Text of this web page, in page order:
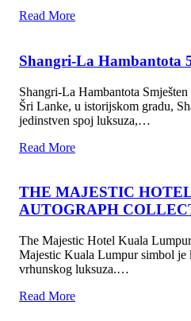
Read More
Shangri-La Hambantota
Shangri-La Hambantota
Šri Lanke, u istorijskom gradu,
jedinstven spoj luksuza,…
Read More
THE MAJESTIC
AUTOGRAPH
The Majestic Hotel Kuala
Majestic Kuala Lumpur simbol je
vrhunskog luksuza.…
Read More